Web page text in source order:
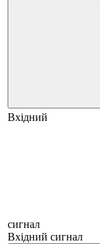
Вхідний
сигнал
Вхідний сигнал